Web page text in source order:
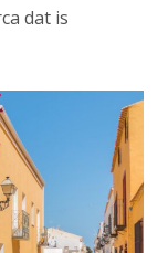
dat is